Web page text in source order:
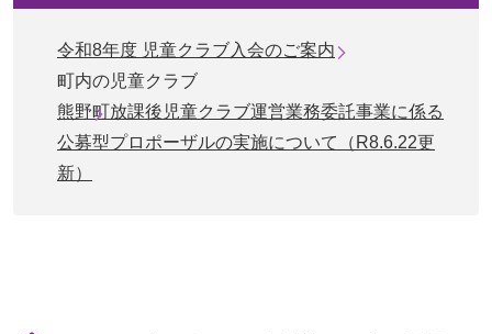
令和8年度 児童クラブ入会のご案内
町内の児童クラブ
熊野町放課後児童クラブ運営業務委託事業に係る
公募型プロポーザルの実施について（R8.6.22更
新）